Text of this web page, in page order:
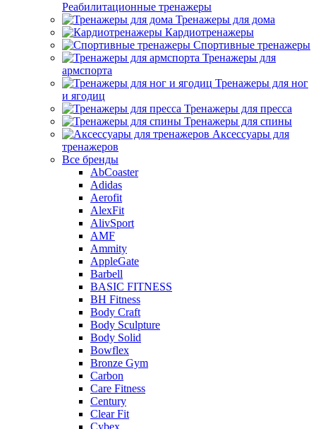
Реабилитационные тренажеры
Тренажеры для дома
Кардиотренажеры
Спортивные тренажеры
Тренажеры для
армспорта
Тренажеры для ног
и ягодиц
Тренажеры для пресса
Тренажеры для спины
Аксессуары для
тренажеров
Все бренды
AbCoaster
Adidas
Aerofit
AlexFit
AlivSport
AMF
Ammity
AppleGate
Barbell
BASIC FITNESS
BH Fitness
Body Craft
Body Sculpture
Body Solid
Bowflex
Bronze Gym
Carbon
Care Fitness
Century
Clear Fit
Cybex